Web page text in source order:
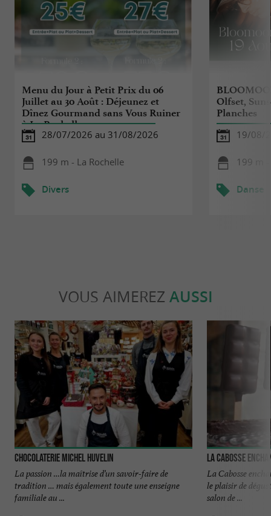
Menu du Jour à Petit Prix du 06
Juillet au 30 Août : Déjeunez et
Dînez Gourmand sans Vous Ruiner
à La Rochelle
28/07/2026 au 31/08/2026
199 m - La Rochelle
Divers
Olfset,
Planches
19/08/
199 m -
Danse
VOUS AIMEREZ AUSSI
Chocolaterie Michel Huvelin
La passion …la maîtrise d’un savoir-faire de
tradition … mais également toute une enseigne
familiale au ...
La Cabosse
La Cabosse
le plaisir de
salon de ...